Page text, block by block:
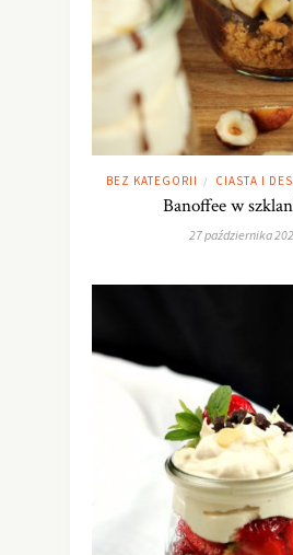
BEZ KATEGORII / CIASTA I
Banoffee w
27 października